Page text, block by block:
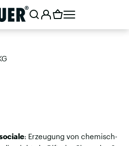
: Erzeugung von chemisch-